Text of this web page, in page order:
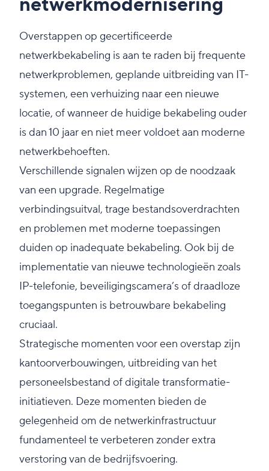
netwerkmodernisering
Overstappen op gecertificeerde
netwerkbekabeling is aan te raden bij frequente
netwerkproblemen, geplande uitbreiding van IT-
systemen, een verhuizing naar een nieuwe
locatie, of wanneer de huidige bekabeling ouder
is dan 10 jaar en niet meer voldoet aan moderne
netwerkbehoeften.
Verschillende signalen wijzen op de noodzaak
van een upgrade. Regelmatige
verbindingsuitval, trage bestandsoverdrachten
en problemen met moderne toepassingen
duiden op inadequate bekabeling. Ook bij de
implementatie van nieuwe technologieën zoals
IP-telefonie, beveiligingscamera’s of draadloze
toegangspunten is betrouwbare bekabeling
cruciaal.
Strategische momenten voor een overstap zijn
kantoorverbouwingen, uitbreiding van het
personeelsbestand of digitale transformatie-
initiatieven. Deze momenten bieden de
gelegenheid om de netwerkinfrastructuur
fundamenteel te verbeteren zonder extra
verstoring van de bedrijfsvoering.